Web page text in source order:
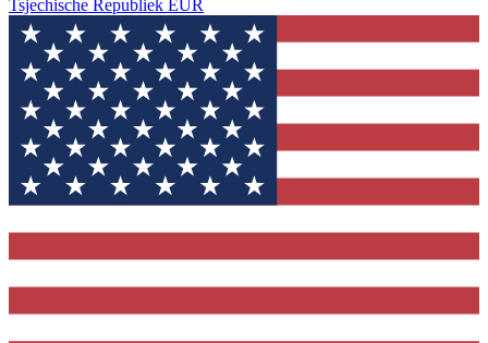
Tsjechische Republiek EUR